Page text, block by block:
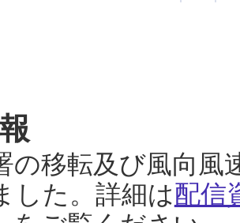
の移転及び風向風
した。詳細は配信